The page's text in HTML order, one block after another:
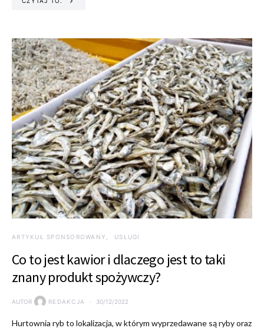
ARTYKUŁ SPONSOROWANY USŁUGI
Co to jest kawior i dlaczego jest to taki
znany produkt spożywczy?
AUTOR REDAKCJA 30/12/2022
Hurtownia ryb to lokalizacja, w którym wyprzedawane są ryby oraz